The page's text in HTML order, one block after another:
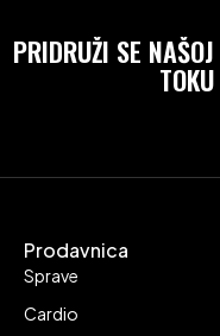
PRIDRUŽI SE
Prodavnica
Sprave
Cardio